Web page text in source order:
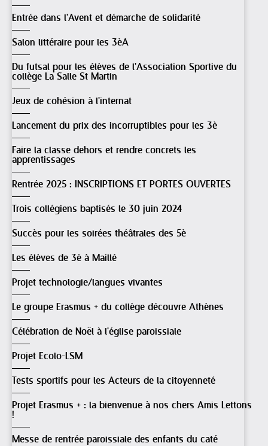
Entrée dans l'Avent et démarche de solidarité
Salon littéraire pour les 3èA
Du futsal pour les élèves de l'Association Sportive du
collège La Salle St Martin
Jeux de cohésion à l'internat
Lancement du prix des incorruptibles pour les 3è
Faire la classe dehors et rendre concrets les
apprentissages
Rentrée 2025 : INSCRIPTIONS ET PORTES OUVERTES
Trois collégiens baptisés le 30 juin 2024
Succès pour les soirées théâtrales des 5è
Les élèves de 3è à Maillé
Projet technologie/langues vivantes
Le groupe Erasmus + du collège découvre Athènes
Célébration de Noël à l'église paroissiale
Projet Ecolo-LSM
Tests sportifs pour les Acteurs de la citoyenneté
Projet Erasmus + : la bienvenue à nos chers Amis Lettons
!
Messe de rentrée paroissiale des enfants du caté